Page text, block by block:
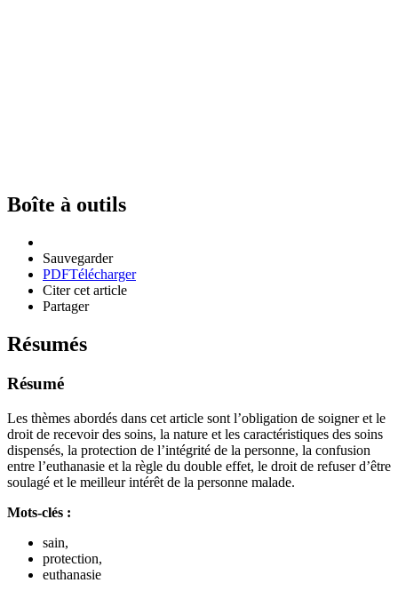
Boîte à outils
Sauvegarder
PDFTélécharger
Citer cet article
Partager
Résumés
Résumé
Les thèmes abordés dans cet article sont l’obligation de soigner et le
droit de recevoir des soins, la nature et les caractéristiques des soins
dispensés, la protection de l’intégrité de la personne, la confusion
entre l’euthanasie et la règle du double effet, le droit de refuser d’être
soulagé et le meilleur intérêt de la personne malade.
Mots-clés :
sain,
protection,
euthanasie